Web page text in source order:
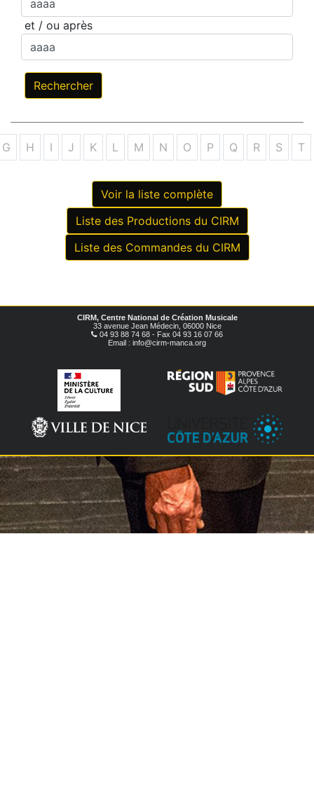
et / ou après
G H I J K L M N O P Q R S T
Voir la liste complète
Liste des Productions du CIRM
Liste des Commandes du CIRM
CIRM, Centre National de Création Musicale
33 avenue Jean Médecin, 06000 Nice
04 93 88 74 68 - Fax 04 93 16 07 66
Email : info@cirm-manca.org